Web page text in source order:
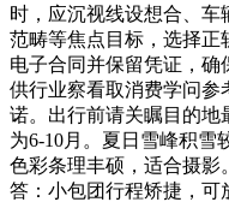
时，应沉视线设想合、车
范畴等焦点目标，选择正
电子合同并保留凭证，确
供行业察看取消费学问参
诺。出行前请关瞩目的地
为6-10月。夏日雪峰积雪
色彩条理丰硕，适合摄影
答：小包团行程矫捷，可